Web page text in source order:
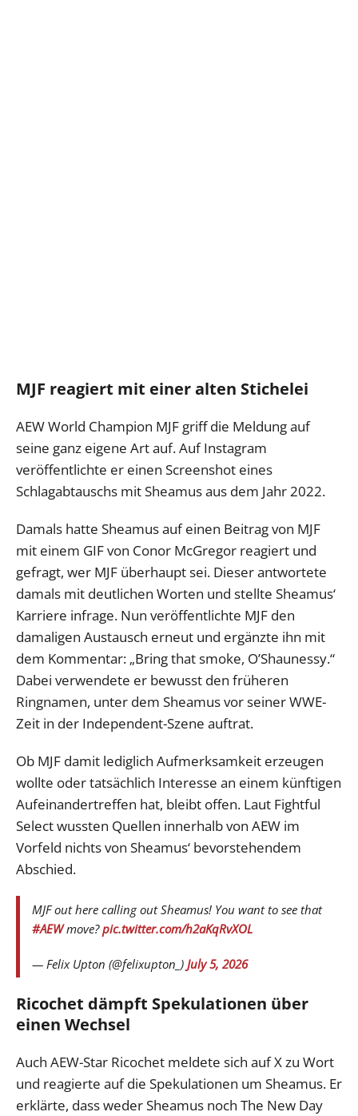
MJF reagiert mit einer alten Stichelei
AEW World Champion MJF griff die Meldung auf
seine ganz eigene Art auf. Auf Instagram
veröffentlichte er einen Screenshot eines
Schlagabtauschs mit Sheamus aus dem Jahr 2022.
Damals hatte Sheamus auf einen Beitrag von MJF
mit einem GIF von Conor McGregor reagiert und
gefragt, wer MJF überhaupt sei. Dieser antwortete
damals mit deutlichen Worten und stellte Sheamus‘
Karriere infrage. Nun veröffentlichte MJF den
damaligen Austausch erneut und ergänzte ihn mit
dem Kommentar: „Bring that smoke, O’Shaunessy.“
Dabei verwendete er bewusst den früheren
Ringnamen, unter dem Sheamus vor seiner WWE-
Zeit in der Independent-Szene auftrat.
Ob MJF damit lediglich Aufmerksamkeit erzeugen
wollte oder tatsächlich Interesse an einem künftigen
Aufeinandertreffen hat, bleibt offen. Laut Fightful
Select wussten Quellen innerhalb von AEW im
Vorfeld nichts von Sheamus‘ bevorstehendem
Abschied.
MJF out here calling out Sheamus! You want to see that
#AEWmove?pic.twitter.com/h2aKqRvXOL
— Felix Upton (@felixupton_) July 5, 2026
Ricochet dämpft Spekulationen über
einen Wechsel
Auch AEW-Star Ricochet meldete sich auf X zu Wort
und reagierte auf die Spekulationen um Sheamus. Er
erklärte, dass weder Sheamus noch The New Day